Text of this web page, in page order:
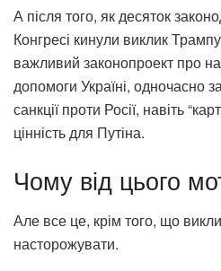
А після того, як десяток
Конгресі кинули виклик
важливий законопроект про
допомоги Україні, одночасно
санкції проти Росії, навіть
цінність для Путіна.
Чому від цього
Але все це, крім того, що
насторожувати.